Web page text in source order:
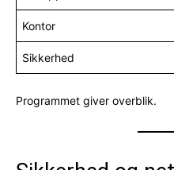
Kontor
Sikkerhed
Programmet giver overblik.